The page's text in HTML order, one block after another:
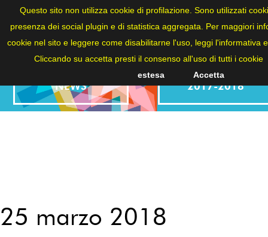
ITA
NEWS 2017-2018
25 marzo 2018
Questo sito non utilizza cookie di profilazione. Sono utilizzati
presenza dei social plugin e di statistica aggregata. Per maggiori
cookie nel sito e leggere come disabilitarne l'uso, leggi l'informativa
Cliccando su accetta presti il consenso all'uso di tutti i cookie
estesa
Accetta